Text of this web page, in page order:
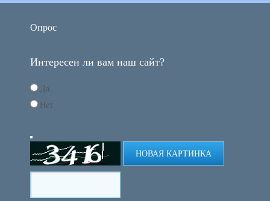
Опрос
Интересен ли вам наш сайт?
Да
Нет
НОВАЯ КАРТИНКА